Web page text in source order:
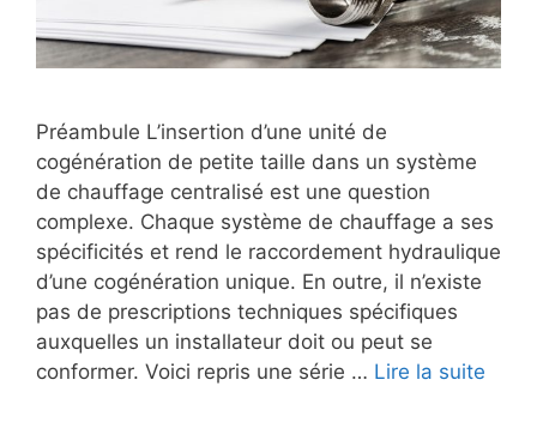
Préambule L’insertion d’une unité de
cogénération de petite taille dans un système
de chauffage centralisé est une question
complexe. Chaque système de chauffage a ses
spécificités et rend le raccordement hydraulique
d’une cogénération unique. En outre, il n’existe
pas de prescriptions techniques spécifiques
auxquelles un installateur doit ou peut se
conformer. Voici repris une série … Lire la suite